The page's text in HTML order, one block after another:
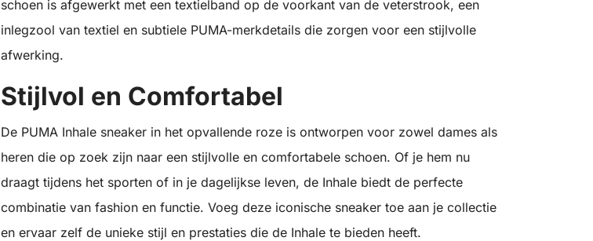
schoen is afgewerkt met een textielband op de voorkant van de veterstrook, een
inlegzool van textiel en subtiele PUMA-merkdetails die zorgen voor een stijlvolle
afwerking.
Stijlvol en Comfortabel
De PUMA Inhale sneaker in het opvallende roze is ontworpen voor zowel dames als
heren die op zoek zijn naar een stijlvolle en comfortabele schoen. Of je hem nu
draagt tijdens het sporten of in je dagelijkse leven, de Inhale biedt de perfecte
combinatie van fashion en functie. Voeg deze iconische sneaker toe aan je collectie
en ervaar zelf de unieke stijl en prestaties die de Inhale te bieden heeft.